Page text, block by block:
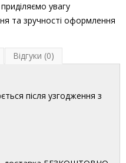
увагу
та зручності оформлення
Відгуки (0)
після узгодження з